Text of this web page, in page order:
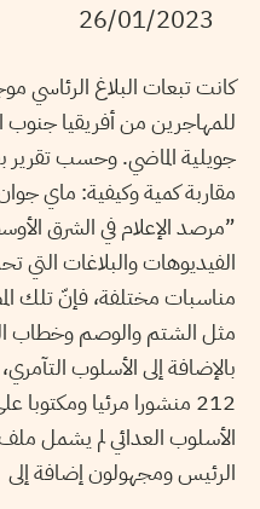
26/01/2023
كانت تبعات البلاغ الرئاسي
للمهاجرين من أفريقيا
جويلية الماضي. وحسب تقرير
”مرصد الإعلام في الشرق
الفيديوهات والبلاغات
مناسبات مختلفة، فإنّ تلك
مثل الشتم والوصم وخطاب
بالإضافة إلى الأسلوب
212 منشورا مرئيا ومكتوبا
الأسلوب العدائي لم يشمل
الرئيس ومجهولون إضافة إلى